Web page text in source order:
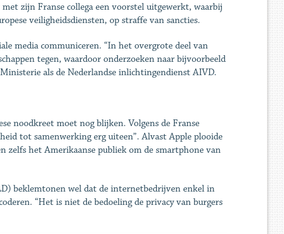
zijn Franse collega een voorstel uitgewerkt, waarbij
veiligheidsdiensten, op straffe van sancties.
media communiceren. “In het overgrote deel van
tegen, waardoor onderzoeken naar bijvoorbeeld
als de Nederlandse inlichtingendienst AIVD.
noodkreet moet nog blijken. Volgens de Franse
tot samenwerking erg uiteen”. Alvast Apple plooide
het Amerikaanse publiek om de smartphone van
beklemtonen wel dat de internetbedrijven enkel in
“Het is niet de bedoeling de privacy van burgers